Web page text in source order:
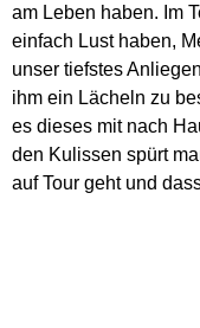
am Leben haben. Im
einfach Lust haben,
unser tiefstes
ihm ein Lächeln zu
es dieses mit nach
den Kulissen spürt
auf Tour geht und